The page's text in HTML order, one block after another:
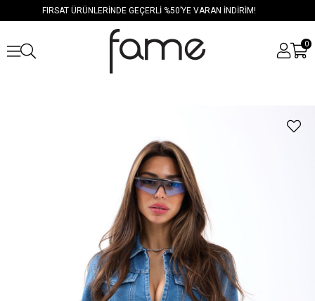
FIRSAT ÜRÜNLERİNDE GEÇERLİ %50’YE VARAN İNDİRİM!
0